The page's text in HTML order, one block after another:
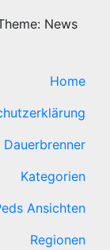
News
Home
Dauerbrenner
Kategorien
Ansichten
Regionen